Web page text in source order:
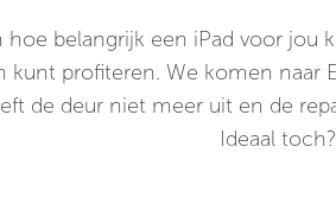
belangrijk een iPad voor jou
kunt profiteren. We komen naar
de deur niet meer uit en de
Ideaal toch?